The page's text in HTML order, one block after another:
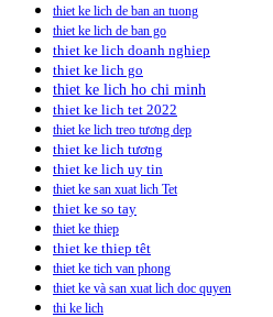
thiet ke lich de ban an tuong
thiet ke lich de ban go
thiet ke lich doanh nghiep
thiet ke lich go
thiet ke lich ho chi minh
thiet ke lich tet 2022
thiet ke lich treo tương dep
thiet ke lich tương
thiet ke lich uy tin
thiet ke san xuat lich Tet
thiet ke so tay
thiet ke thiep
thiet ke thiep têt
thiet ke tich van phong
thiet ke và san xuat lich doc quyen
thi ke lich